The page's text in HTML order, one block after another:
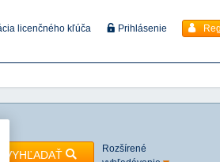
licenčného kľúča Prihlásenie
VYHĽADAŤ
Rozšírené